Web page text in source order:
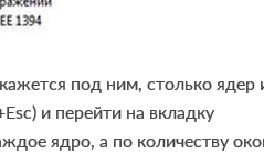
под ним, столько ядер
и перейти на вкладку
ядро, а по количеству